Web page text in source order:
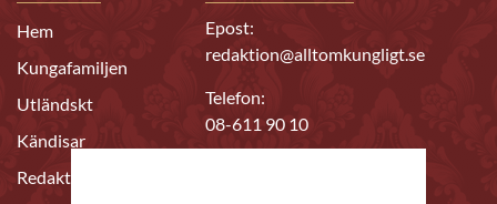
Hem
Kungafamiljen
Utländskt
Kändisar
Redaktion
Epost:
redaktion@alltomkungligt.se
Telefon:
08-611 90 10